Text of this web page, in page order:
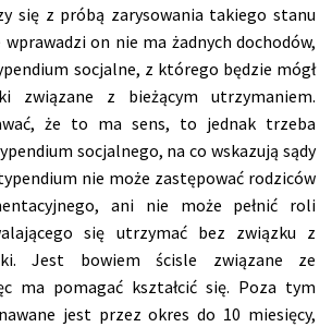
się z próbą zarysowania takiego stanu
on nie ma żadnych dochodów,
socjalne, z którego będzie mógł
związane z bieżącym utrzymaniem.
że to ma sens, to jednak trzeba
socjalnego, na co wskazują sądy
nie może zastępować rodziców
ani nie może pełnić roli
się utrzymać bez związku z
Jest bowiem ścisle związane ze
ma pomagać kształcić się. Poza tym
jest przez okres do 10 miesięcy,